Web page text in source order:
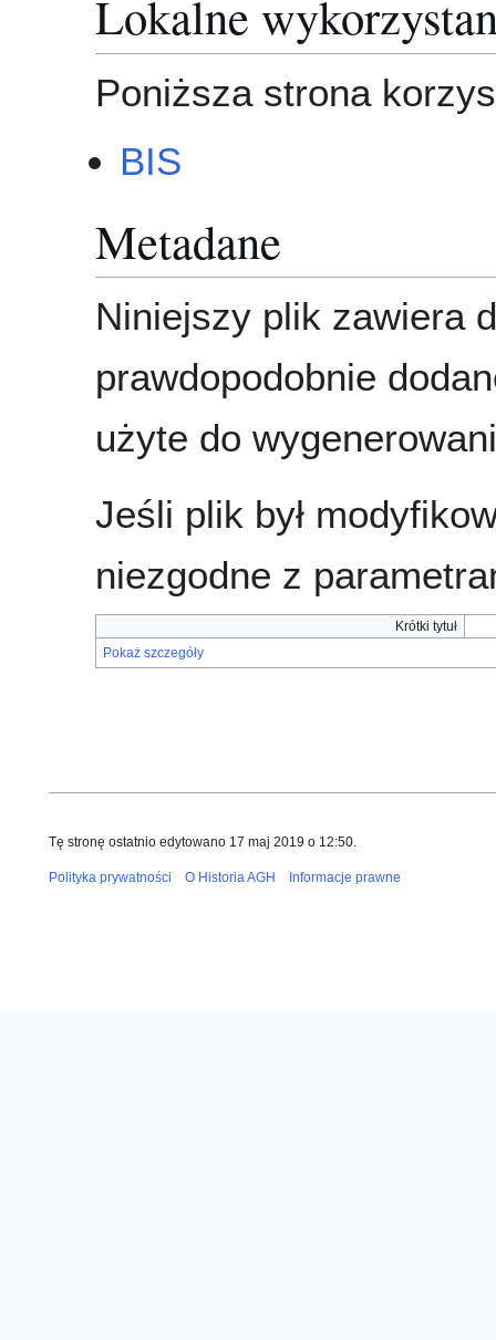
Lokalne
Poniższa strona
BIS
Metadane
Niniejszy plik zawiera
prawdopodobnie
użyte do
Jeśli plik był
niezgodne z
Krótki tytuł
Pokaż szczegóły
Tę stronę ostatnio edytowano 17 maj 2019 o 12:50.
Polityka prywatności O Historia AGH Informacje prawne